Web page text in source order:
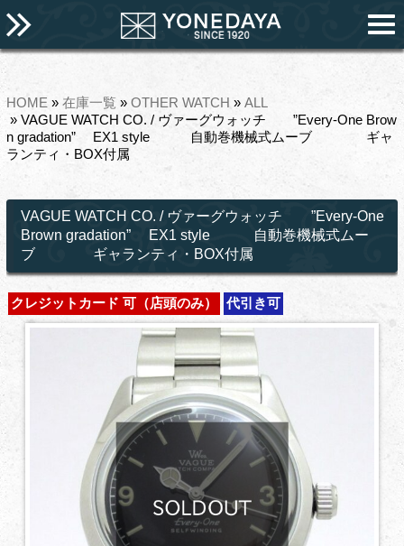
HOME » 在庫一覧 » OTHER WATCH » ALL
» VAGUE WATCH CO. / ヴァーグウォッチ ”Every-One Brow
n gradation” EX1 style 自動巻機械式ムーブ ギャ
ランティ・BOX付属
VAGUE WATCH CO. / ヴァーグウォッチ ”Every-One
Brown gradation” EX1 style 自動巻機械式ムー
ブ ギャランティ・BOX付属
クレジットカード 可（店頭のみ） 代引き可